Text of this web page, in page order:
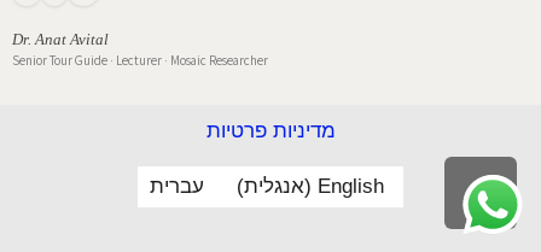
Dr. Anat Avital
Senior Tour Guide · Lecturer · Mosaic Researcher
מדיניות פרטיות
English
(אנגלית) עברית